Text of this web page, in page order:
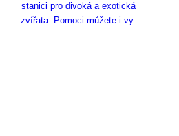
stanici pro divoká a exotická
zvířata. Pomoci můžete i vy.